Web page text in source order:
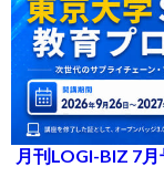
月刊LOGI-BIZ 7